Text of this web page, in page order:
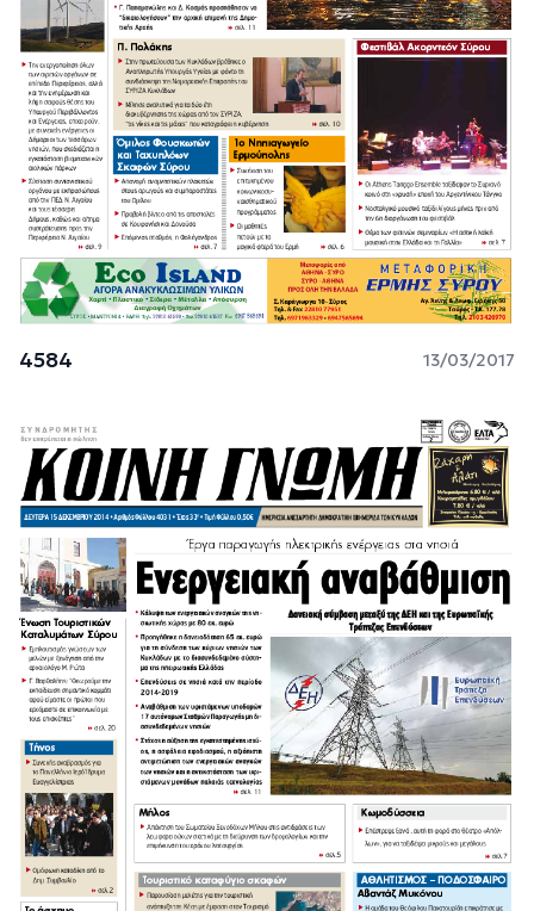
4584 13/03/2017